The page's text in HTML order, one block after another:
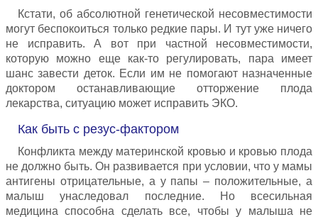
Кстати, об абсолютной генетической несовместимости
могут беспокоиться только редкие пары. И тут уже ничего
не исправить. А вот при частной несовместимости,
которую можно еще как-то регулировать, пара имеет
шанс завести деток. Если им не помогают назначенные
доктором останавливающие отторжение плода
лекарства, ситуацию может исправить ЭКО.
Как быть с резус-фактором
Конфликта между материнской кровью и кровью плода
не должно быть. Он развивается при условии, что у мамы
антигены отрицательные, а у папы – положительные, а
малыш унаследовал последние. Но всесильная
медицина способна сделать все, чтобы у малыша не